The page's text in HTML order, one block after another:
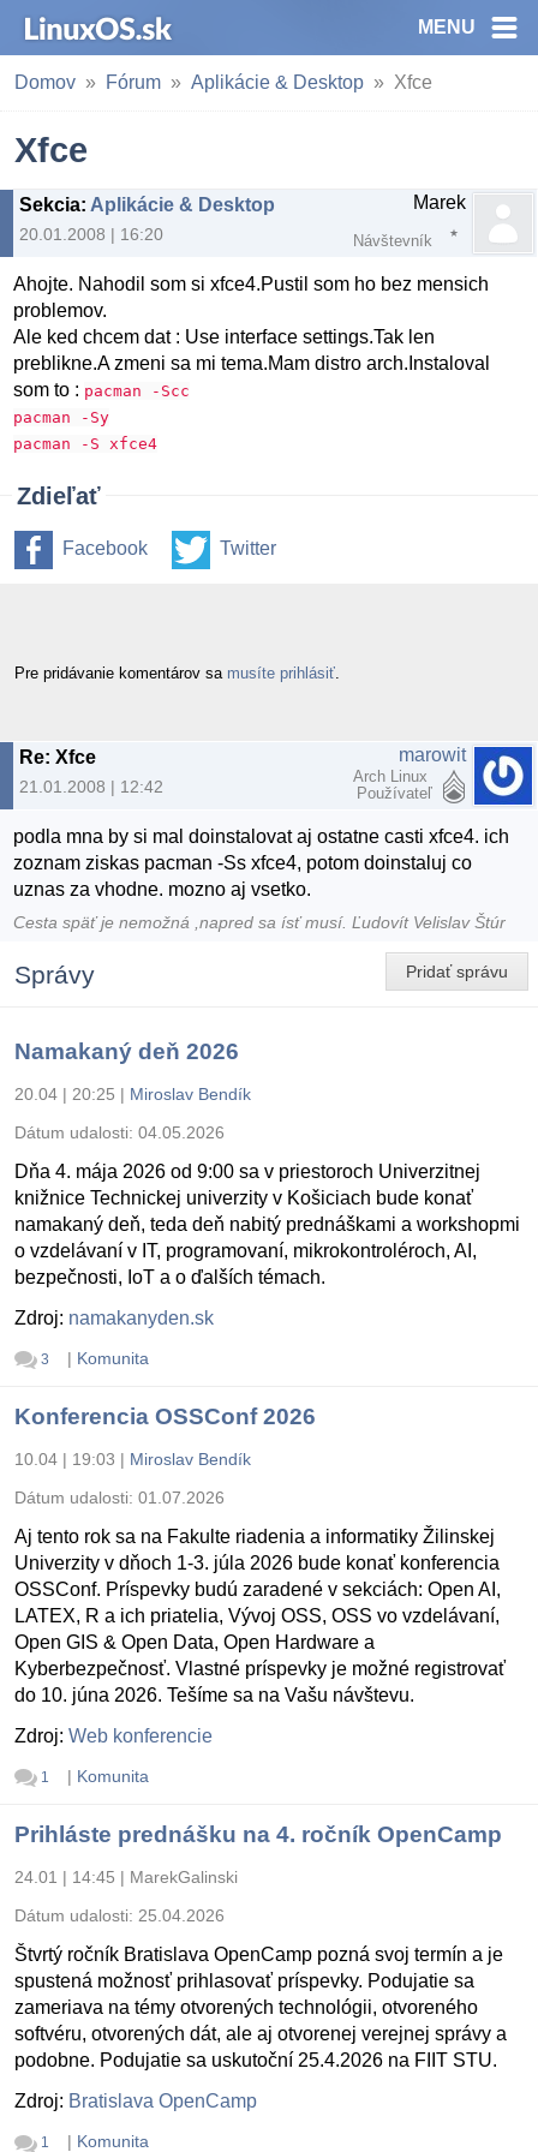
MENU
Domov Fórum Aplikácie & Desktop Xfce
Xfce
Sekcia: Aplikácie & Desktop
20.01.2008 | 16:20
Marek
Návštevník
Ahojte. Nahodil som si xfce4.Pustil som ho bez mensich
problemov.
Ale ked chcem dat : Use interface settings.Tak len
preblikne.A zmeni sa mi tema.Mam distro arch.Instaloval
som to : pacman -Scc
pacman -Sy
pacman -S xfce4
Zdieľať
Facebook Twitter
Pre pridávanie komentárov sa musíte prihlásiť
Re: Xfce
21.01.2008 | 12:42
marowit
Arch Linux
Používateľ
podla mna by si mal doinstalovat aj ostatne casti xfce4. ich
zoznam ziskas pacman -Ss xfce4, potom doinstaluj co
uznas za vhodne. mozno aj vsetko.
Cesta späť je nemožná ,napred sa ísť musí. Ľudovít Velislav Štúr
Pridať správu
Správy
Namakaný deň 2026
20.04 | 20:25 | Miroslav Bendík
Dátum udalosti: 04.05.2026
Dňa 4. mája 2026 od 9:00 sa v priestoroch Univerzitnej
knižnice Technickej univerzity v Košiciach bude konať
namakaný deň, teda deň nabitý prednáškami a workshopmi
o vzdelávaní v IT, programovaní, mikrokontroléroch, AI,
bezpečnosti, IoT a o ďalších témach.
Zdroj: namakanyden.sk
3 | Komunita
Konferencia OSSConf 2026
10.04 | 19:03 | Miroslav Bendík
Dátum udalosti: 01.07.2026
Aj tento rok sa na Fakulte riadenia a informatiky Žilinskej
Univerzity v dňoch 1-3. júla 2026 bude konať konferencia
OSSConf. Príspevky budú zaradené v sekciách: Open AI,
LATEX, R a ich priatelia, Vývoj OSS, OSS vo vzdelávaní,
Open GIS & Open Data, Open Hardware a
Kyberbezpečnosť. Vlastné príspevky je možné registrovať
do 10. júna 2026. Tešíme sa na Vašu návštevu.
Zdroj: Web konferencie
1 | Komunita
Prihláste prednášku na 4. ročník OpenCamp
24.01 | 14:45 | MarekGalinski
Dátum udalosti: 25.04.2026
Štvrtý ročník Bratislava OpenCamp pozná svoj termín a je
spustená možnosť prihlasovať príspevky. Podujatie sa
zameriava na témy otvorených technológii, otvoreného
softvéru, otvorených dát, ale aj otvorenej verejnej správy a
podobne. Podujatie sa uskutoční 25.4.2026 na FIIT STU.
Zdroj: Bratislava OpenCamp
1 | Komunita